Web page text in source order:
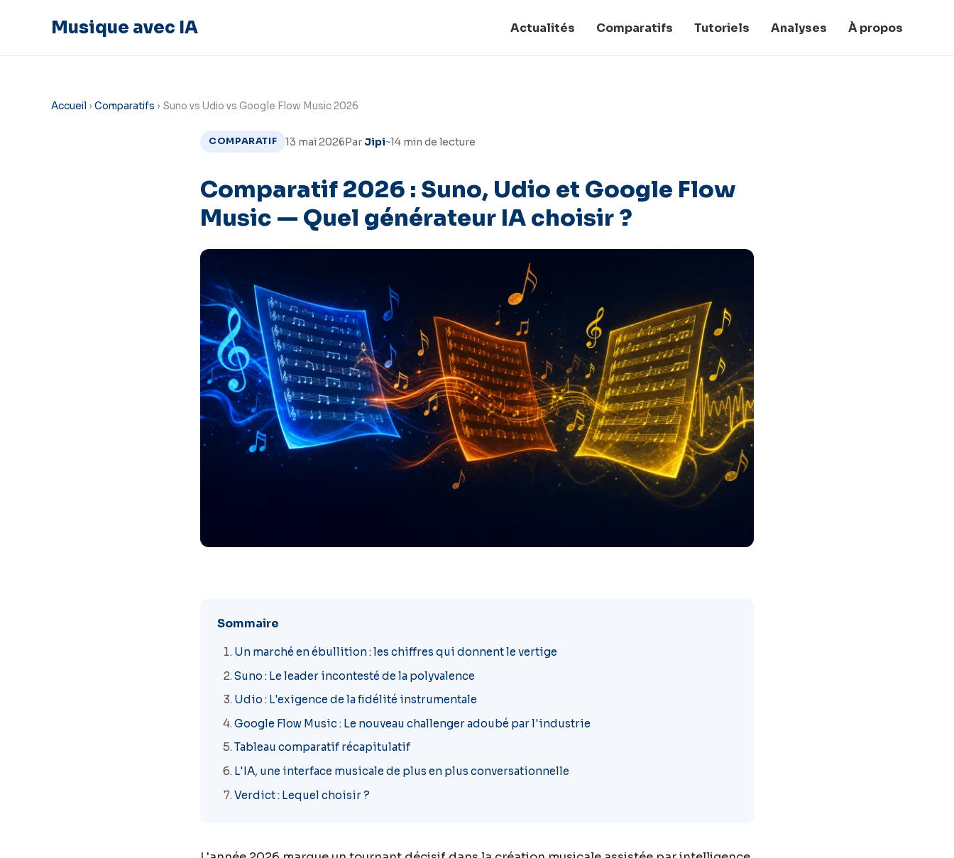
Musique avec IA Actualités Comparatifs Tutoriels Analyses À propos
Accueil › Comparatifs › Suno vs Udio vs Google Flow Music 2026
COMPARATIF 13 mai 2026Par Jipi~14 min de lecture
Comparatif 2026 : Suno, Udio et Google Flow
Music — Quel générateur IA choisir ?
Sommaire
Un marché en ébullition : les chiffres qui donnent le vertige
Suno : Le leader incontesté de la polyvalence
Udio : L'exigence de la fidélité instrumentale
Google Flow Music : Le nouveau challenger adoubé par l'industrie
Tableau comparatif récapitulatif
L'IA, une interface musicale de plus en plus conversationnelle
Verdict : Lequel choisir ?